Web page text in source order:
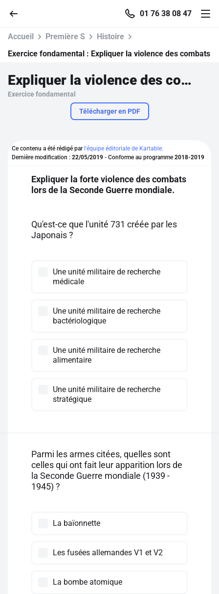
01 76 38 08 47
Accueil
Se connecter
S'inscrire gratuitement
Accueil Première S
Histoire
Exercice fondamental : Expliquer la violence des combats
Expliquer la violence des combats
Exercice fondamental
Télécharger en PDF
Ce contenu a été rédigé par l'équipe éditoriale de Kartable.
Dernière modification : 22/05/2019 - Conforme au programme 2018-2019
Expliquer la forte violence des combats
lors de la Seconde Guerre mondiale.
Qu'est-ce que l'unité 731 créée par les
Japonais ?
Une unité militaire de recherche
médicale
Une unité militaire de recherche
bactériologique
Une unité militaire de recherche
alimentaire
Une unité militaire de recherche
stratégique
Parmi les armes citées, quelles sont
celles qui ont fait leur apparition lors de
la Seconde Guerre mondiale (1939 -
1945) ?
La baïonnette
Les fusées allemandes V1 et V2
La bombe atomique